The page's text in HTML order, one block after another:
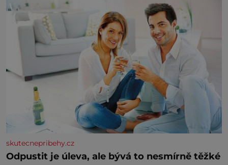
skutecnepribehy.cz
Odpustit je úleva, ale bývá to nesmírně těžké